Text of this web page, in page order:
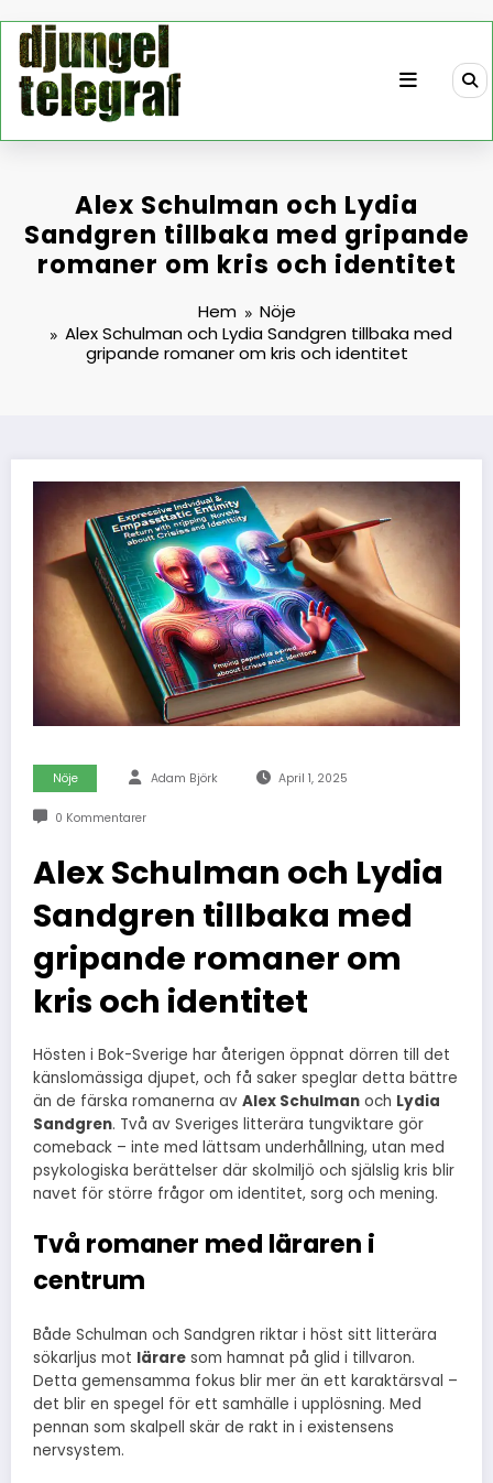
innehåll
Alex Schulman och Lydia
Sandgren tillbaka med gripande
romaner om kris och identitet
Hem
Nöje
Alex Schulman och Lydia Sandgren tillbaka med
gripande romaner om kris och identitet
Nöje Adam Björk April 1, 2025
0 Kommentarer
Alex Schulman och Lydia
Sandgren tillbaka med
gripande romaner om
kris och identitet
Hösten i Bok-Sverige har återigen öppnat dörren till det
känslomässiga djupet, och få saker speglar detta bättre
än de färska romanerna av Alex Schulman och Lydia
Sandgren. Två av Sveriges litterära tungviktare gör
comeback – inte med lättsam underhållning, utan med
psykologiska berättelser där skolmiljö och själslig kris blir
navet för större frågor om identitet, sorg och mening.
Två romaner med läraren i
centrum
Både Schulman och Sandgren riktar i höst sitt litterära
sökarljus mot lärare som hamnat på glid i tillvaron.
Detta gemensamma fokus blir mer än ett karaktärsval –
det blir en spegel för ett samhälle i upplösning. Med
pennan som skalpell skär de rakt in i existensens
nervsystem.